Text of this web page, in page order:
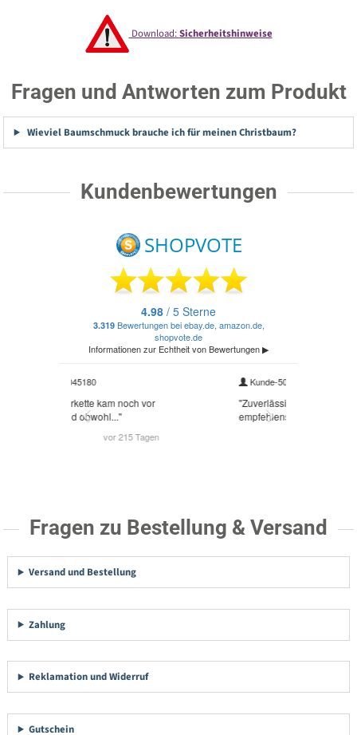
Download:Sicherheitshinweise
Fragen und Antworten zum Produkt
Wieviel Baumschmuck brauche ich für meinen Christbaum?
Kundenbewertungen
Fragen zu Bestellung & Versand
Versand und Bestellung
Zahlung
Reklamation und Widerruf
Gutschein